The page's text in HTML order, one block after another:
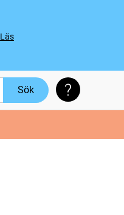
Läs
Sök Söktips